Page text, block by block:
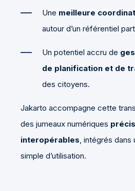
Une meilleure
autour d’un référentiel
Un potentiel accru de
de planification et de
des citoyens.
Jakarto accompagne cette
des jumeaux numériques
interopérables , intégrés
simple d’utilisation.